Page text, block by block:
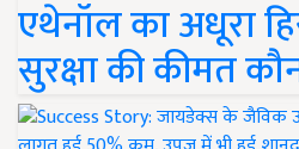
एथेनॉल का अधूरा
सुरक्षा की कीमत